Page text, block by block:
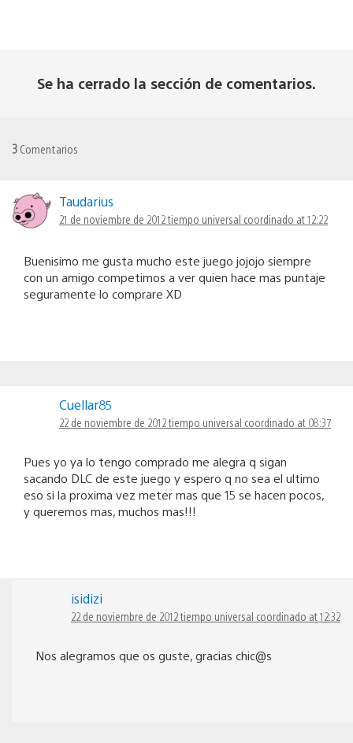
Se ha cerrado la sección de comentarios.
3 Comentarios
Taudarius
21 de noviembre de 2012 tiempo universal coordinado at 12:22
Buenisimo me gusta mucho este juego jojojo siempre
con un amigo competimos a ver quien hace mas puntaje
seguramente lo comprare XD
Cuellar85
22 de noviembre de 2012 tiempo universal coordinado at 08:37
Pues yo ya lo tengo comprado me alegra q sigan
sacando DLC de este juego y espero q no sea el ultimo
eso si la proxima vez meter mas que 15 se hacen pocos,
y queremos mas, muchos mas!!!
isidizi
22 de noviembre de 2012 tiempo universal coordinado at 12:32
Nos alegramos que os guste, gracias chic@s